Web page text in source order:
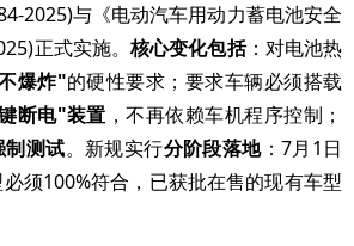
2025)与《电动汽车用动力蓄电池安全
正式实施。 核心变化包括：对电池热
爆炸"的硬性要求；要求车辆必须搭载
断电"装置 ，不再依赖车机程序控制；
制测试。新规实行分阶段落地：7月1日
须100%符合，已获批在售的现有车型